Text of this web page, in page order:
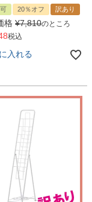
20％オフ 訳あり
格 ¥7,810のところ
税込
入れる